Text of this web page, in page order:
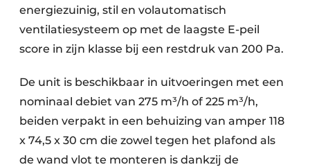
energiezuinig, stil en volautomatisch
ventilatiesysteem op met de laagste E-peil
score in zijn klasse bij een restdruk van 200 Pa.
De unit is beschikbaar in uitvoeringen met een
nominaal debiet van 275 m³/h of 225 m³/h,
beiden verpakt in een behuizing van amper 118
x 74,5 x 30 cm die zowel tegen het plafond als
de wand vlot te monteren is dankzij de